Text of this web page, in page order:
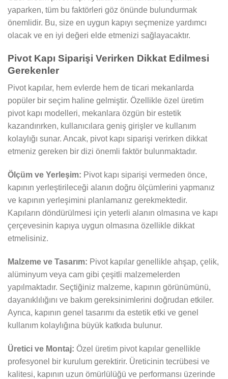
yaparken, tüm bu faktörleri göz önünde bulundurmak
önemlidir. Bu, size en uygun kapıyı seçmenize yardımcı
olacak ve en iyi değeri elde etmenizi sağlayacaktır.
Pivot Kapı Siparişi Verirken Dikkat Edilmesi
Gerekenler
Pivot kapılar, hem evlerde hem de ticari mekanlarda
popüler bir seçim haline gelmiştir. Özellikle özel üretim
pivot kapı modelleri, mekanlara özgün bir estetik
kazandırırken, kullanıcılara geniş girişler ve kullanım
kolaylığı sunar. Ancak, pivot kapı siparişi verirken dikkat
etmeniz gereken bir dizi önemli faktör bulunmaktadır.
Ölçüm ve Yerleşim: Pivot kapı siparişi vermeden önce,
kapının yerleştirileceği alanın doğru ölçümlerini yapmanız
ve kapının yerleşimini planlamanız gerekmektedir.
Kapıların döndürülmesi için yeterli alanın olmasına ve kapı
çerçevesinin kapıya uygun olmasına özellikle dikkat
etmelisiniz.
Malzeme ve Tasarım: Pivot kapılar genellikle ahşap, çelik,
alüminyum veya cam gibi çeşitli malzemelerden
yapılmaktadır. Seçtiğiniz malzeme, kapının görünümünü,
dayanıklılığını ve bakım gereksinimlerini doğrudan etkiler.
Ayrıca, kapının genel tasarımı da estetik etki ve genel
kullanım kolaylığına büyük katkıda bulunur.
Üretici ve Montaj: Özel üretim pivot kapılar genellikle
profesyonel bir kurulum gerektirir. Üreticinin tecrübesi ve
kalitesi, kapının uzun ömürlülüğü ve performansı üzerinde